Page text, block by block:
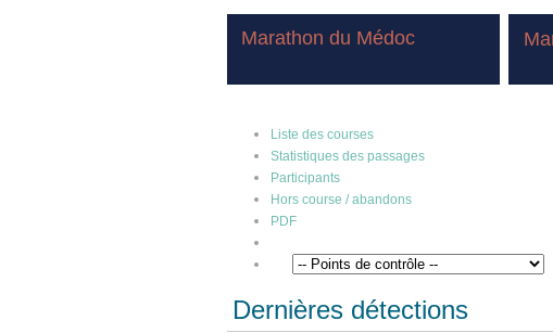
Marathon du Médoc
Liste des courses
Statistiques des passages
Participants
Hors course / abandons
PDF
Dernières détections